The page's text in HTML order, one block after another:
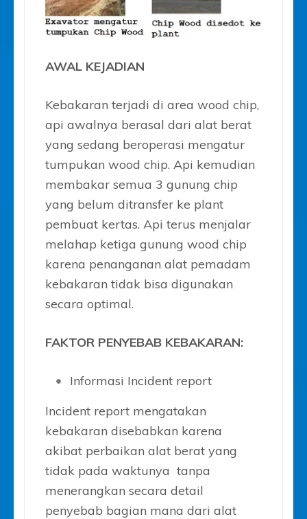
AWAL KEJADIAN
Kebakaran terjadi di area wood chip,
api awalnya berasal dari alat berat
yang sedang beroperasi mengatur
tumpukan wood chip. Api kemudian
membakar semua 3 gunung chip
yang belum ditransfer ke plant
pembuat kertas. Api terus menjalar
melahap ketiga gunung wood chip
karena penanganan alat pemadam
kebakaran tidak bisa digunakan
secara optimal.
FAKTOR PENYEBAB KEBAKARAN:
Informasi Incident report
Incident report mengatakan
kebakaran disebabkan karena
akibat perbaikan alat berat yang
tidak pada waktunya tanpa
menerangkan secara detail
penyebab bagian mana dari alat